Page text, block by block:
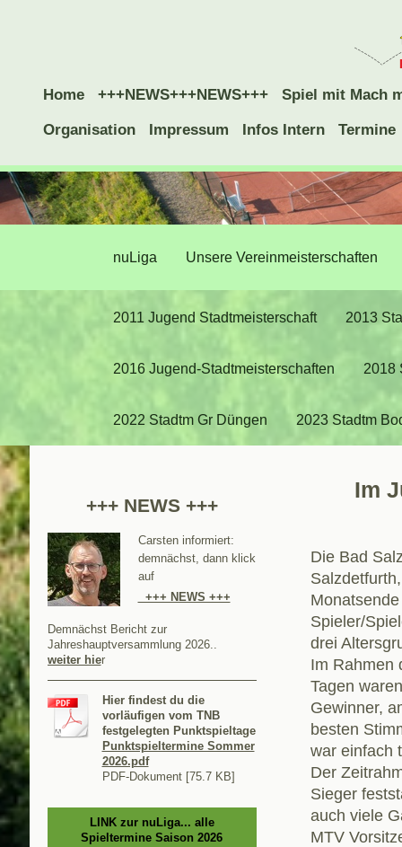
Home +++NEWS+++NEWS+++ Spiel mit Mach
Organisation Impressum Infos Intern Termine
nuLiga Unsere Vereinmeisterschaften
2011 Jugend Stadtmeisterschaft 2013
2016 Jugend-Stadtmeisterschaften 2018
2022 Stadtm Gr Düngen 2023 Stadtm
Im
Die Bad
Spieler/
drei
Im Rahmen
Tagen
Gewinner,
besten
war einfach
Der
Sieger
auch viele
MTV
+++ NEWS +++
Carsten informiert:
demnächst, dann klick
auf
+++ NEWS +++
Demnächst Bericht zur
Jahreshauptversammlung 2026..
weiter hier
Hier findest du die
vorläufigen vom TNB
festgelegten Punktspieltage
Punktspieltermine Sommer
2026.pdf
PDF-Dokument [75.7 KB]
LINK zur nuLiga... alle
Spieltermine Saison 2026